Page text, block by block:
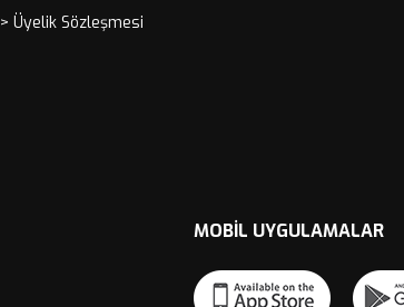
> Üyelik Sözleşmesi
MOBIL UYGULAMALAR